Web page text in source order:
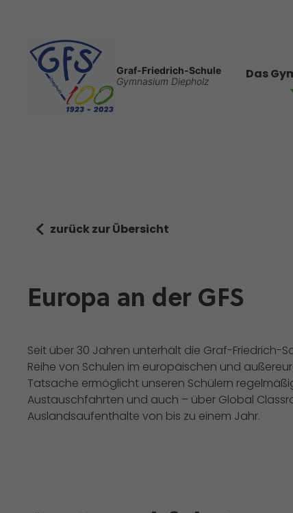
Graf-Friedrich-Schule
Gymnasium Diepholz
Das
zurück zur Übersicht
Europa an der GFS
Seit über 30 Jahren unterhält die Graf-Friedrich-
Reihe von Schulen im europäischen und
Tatsache ermöglicht unseren Schülern
Austauschfahrten und auch – über Global
Auslandsaufenthalte von bis zu einem Jahr.